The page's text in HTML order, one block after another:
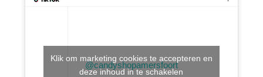
@candyshopamersfoort
Klik om marketing cookies te accepteren en
deze inhoud in te schakelen